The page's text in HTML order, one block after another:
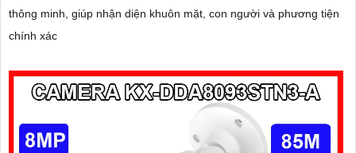
thông minh, giúp nhận diện khuôn mặt, con người và phương tiện
chính xác